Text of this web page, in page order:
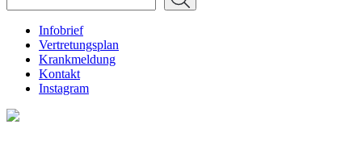
Infobrief
Vertretungsplan
Krankmeldung
Kontakt
Instagram